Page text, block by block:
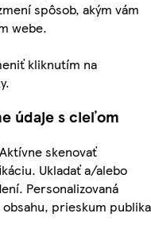
spôsob, akým vám
webe.
kliknutím na
údaje s cieľom
skenovať
Ukladať a/alebo
Personalizovaná
prieskum publika